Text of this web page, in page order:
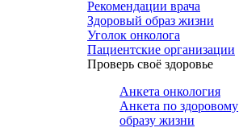
Рекомендации врача
Здоровый образ жизни
Уголок онколога
Пациентские организации
Проверь своё здоровье
Анкета онкология
Анкета по здоровому
образу жизни